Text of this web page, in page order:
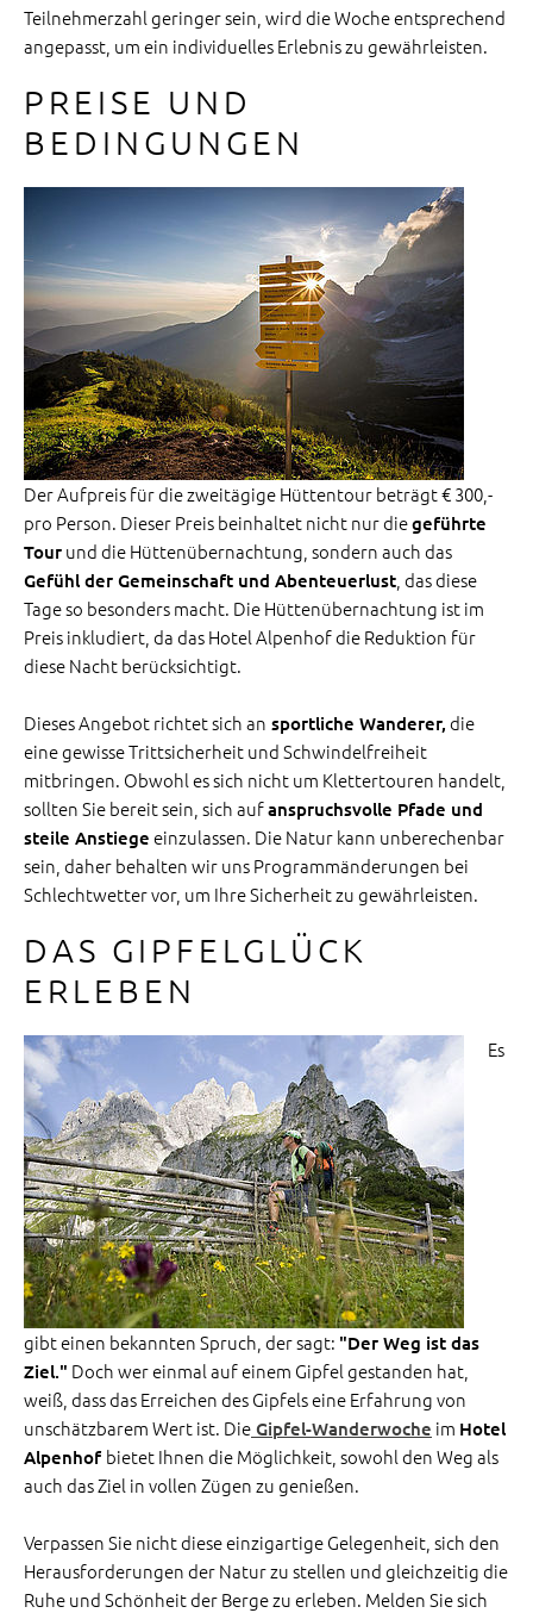
Teilnehmerzahl geringer sein, wird die Woche entsprechend
angepasst, um ein individuelles Erlebnis zu gewährleisten.
PREISE UND
BEDINGUNGEN
Der Aufpreis für die zweitägige Hüttentour beträgt € 300,-
pro Person. Dieser Preis beinhaltet nicht nur diegeführte
Tour und die Hüttenübernachtung, sondern auch das
Gefühl der Gemeinschaft und Abenteuerlust , das diese
Tage so besonders macht. Die Hüttenübernachtung ist im
Preis inkludiert, da das Hotel Alpenhof die Reduktion für
diese Nacht berücksichtigt.
Dieses Angebot richtet sich an sportliche Wanderer, die
eine gewisse Trittsicherheit und Schwindelfreiheit
mitbringen. Obwohl es sich nicht um Klettertouren handelt,
sollten Sie bereit sein, sich aufanspruchsvolle Pfade und
steile Anstiege einzulassen. Die Natur kann unberechenbar
sein, daher behalten wir uns Programmänderungen bei
Schlechtwetter vor, um Ihre Sicherheit zu gewährleisten.
DAS GIPFELGLÜCK
ERLEBEN
Es
gibt einen bekannten Spruch, der sagt: "Der Weg ist das
Ziel." Doch wer einmal auf einem Gipfel gestanden hat,
weiß, dass das Erreichen des Gipfels eine Erfahrung von
unschätzbarem Wert ist. Die Gipfel-Wanderwoche im Hotel
Alpenhof bietet Ihnen die Möglichkeit, sowohl den Weg als
auch das Ziel in vollen Zügen zu genießen.
Verpassen Sie nicht diese einzigartige Gelegenheit, sich den
Herausforderungen der Natur zu stellen und gleichzeitig die
Ruhe und Schönheit der Berge zu erleben. Melden Sie sich